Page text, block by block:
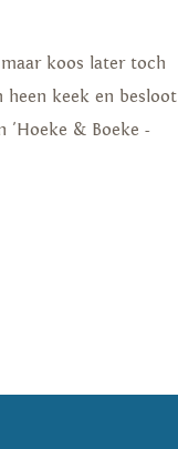
maar koos later toch
heen keek en besloot
'Hoeke & Boeke -